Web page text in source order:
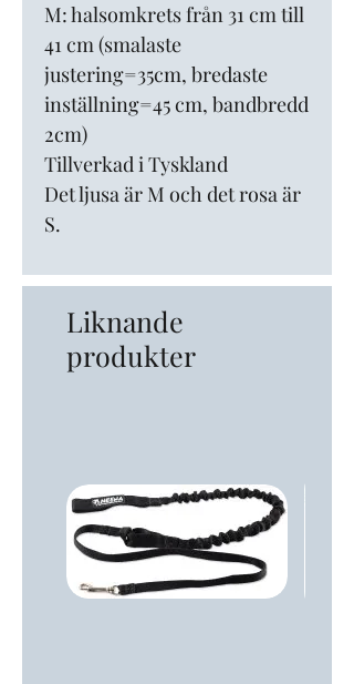
M: halsomkrets från 31 cm till
41 cm (smalaste
justering=35cm, bredaste
inställning=45 cm, bandbredd
2cm)
Tillverkad i Tyskland
Det ljusa är M och det rosa är
S.
Liknande
produkter